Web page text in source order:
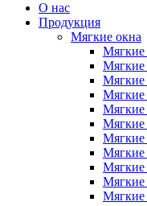
О нас
Продукция
Мягкие окна
Мягкие
Мягкие
Мягкие
Мягкие
Мягкие
Мягкие
Мягкие
Мягкие
Мягкие
Мягкие
Мягкие